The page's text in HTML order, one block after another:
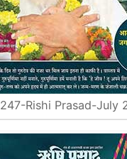
247-Rishi Prasad-July